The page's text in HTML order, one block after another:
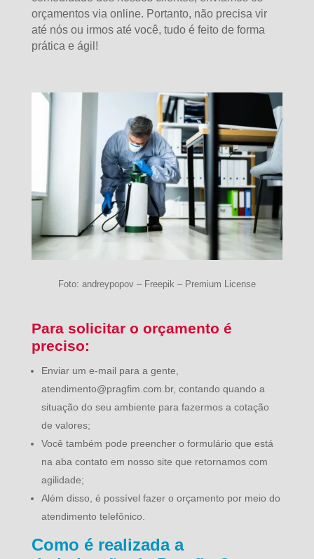
orçamentos via online. Portanto, não precisa vir
até nós ou irmos até você, tudo é feito de forma
prática e ágil!
Foto: andreypopov – Freepik – Premium License
Para solicitar o orçamento é
preciso:
Enviar um e-mail para a gente,
atendimento@pragfim.com.br, contando quando a
situação do seu ambiente para fazermos a cotação
de valores;
Você também pode preencher o formulário que está
na aba contato em nosso site que retornamos com
agilidade;
Além disso, é possível fazer o orçamento por meio do
atendimento telefônico.
Como é realizada a